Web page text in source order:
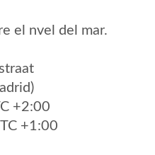
el nvel del mar.
+2:00
+1:00